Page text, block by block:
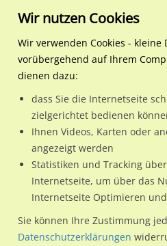
Regionale Plakatwerbung
44807 / Bochum,
Nutze günstige
316 li (B 51)/Am Osterbach nh
Bochum, Stadt.
Wir erheben für jede unserer
Wir nutzen Cookies
Wir verwenden Cookies - kleine
vorübergehend auf Ihrem
dienen dazu:
dass Sie die Internetseite
zielgerichtet bedienen
Ihnen Videos, Karten oder
angezeigt werden
Statistiken und Tracking
Internetseite, um über das
Internetseite Optimieren
Sie können Ihre Zustimmung
Datenschutzerklärungen